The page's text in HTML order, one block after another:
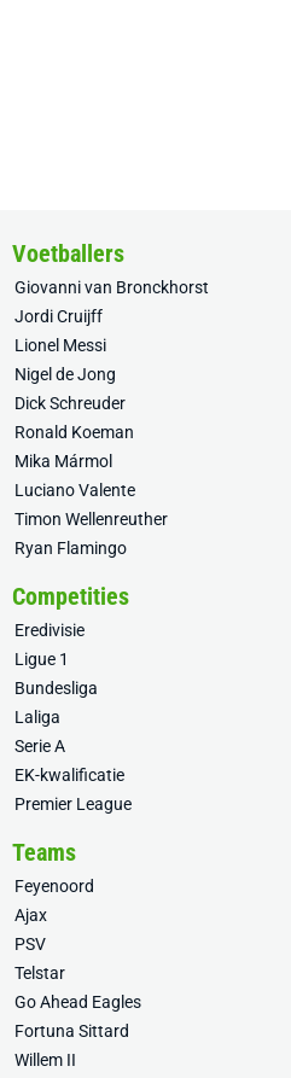
Voetballers
Giovanni van Bronckhorst
Jordi Cruijff
Lionel Messi
Nigel de Jong
Dick Schreuder
Ronald Koeman
Mika Mármol
Luciano Valente
Timon Wellenreuther
Ryan Flamingo
Competities
Eredivisie
Ligue 1
Bundesliga
Laliga
Serie A
EK-kwalificatie
Premier League
Teams
Feyenoord
Ajax
PSV
Telstar
Go Ahead Eagles
Fortuna Sittard
Willem II